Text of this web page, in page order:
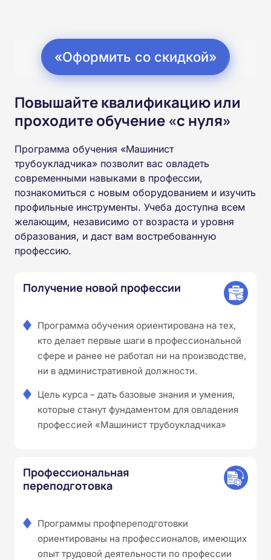
«Оформить со скидкой»
Повышайте квалификацию или
проходите обучение «с нуля»
Программа обучения «Машинист
трубоукладчика» позволит вас овладеть
современными навыками в профессии,
познакомиться с новым оборудованием и изучить
профильные инструменты. Учеба доступна всем
желающим, независимо от возраста и уровня
образования, и даст вам востребованную
профессию.
Получение новой профессии
Программа обучения ориентирована на тех,
кто делает первые шаги в профессиональной
сфере и ранее не работал ни на производстве,
ни в административной должности.
Цель курса – дать базовые знания и умения,
которые станут фундаментом для овладения
профессией «Машинист трубоукладчика»
Профессиональная
переподготовка
Программы профпереподготовки
ориентированы на профессионалов, имеющих
опыт трудовой деятельности по профессии